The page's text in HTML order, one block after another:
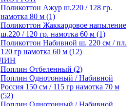
Поликоттон Ажур ш.220 / 128 гр.
намотка 80 м (1)
Поликоттон Жаккардовое напыление
ш.220 / 120 гр. намотка 60 м (1)
Поликоттон Набивной ш. 220 см / пл.
120 гр намотка 60 м (12)
Поплин Отбеленный (2)
Поплин Однотонный / Набивной
Россия 150 см / 115 гр намотка 70 м
(52)
Поплин Однотонный / Набивной